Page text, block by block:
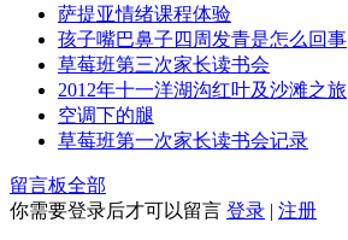
萨提亚情绪课程体验
孩子嘴巴鼻子四周发青是怎么回事
草莓班第三次家长读书会
2012年十一洋湖沟红叶及沙滩之旅
空调下的腿
草莓班第一次家长读书会记录
留言板全部
你需要登录后才可以留言 登录 | 注册